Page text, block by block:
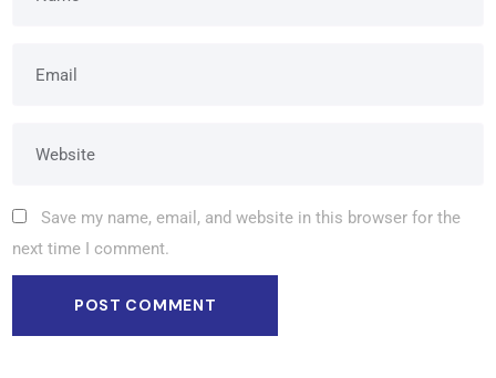
Save my name, email, and website in this browser for the
next time I comment.